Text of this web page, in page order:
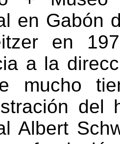
en Gabón
en
a la
mucho
del
Albert